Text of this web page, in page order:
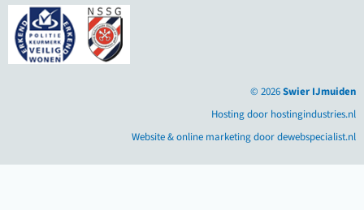
© 2026Swier IJmuiden
Hosting door hostingindustries.nl
Website & online marketing door dewebspecialist.nl